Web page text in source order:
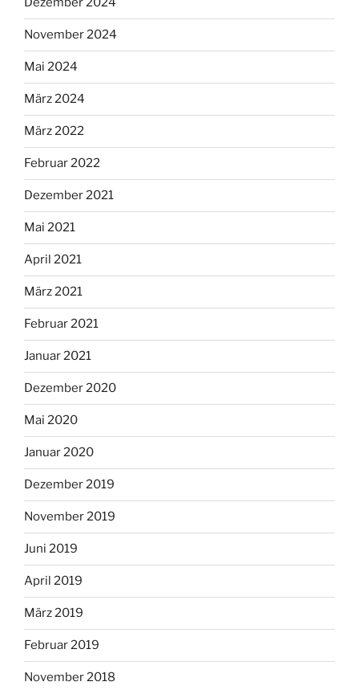
November 2024
Mai 2024
März 2024
März 2022
Februar 2022
Dezember 2021
Mai 2021
April 2021
März 2021
Februar 2021
Januar 2021
Dezember 2020
Mai 2020
Januar 2020
Dezember 2019
November 2019
Juni 2019
April 2019
März 2019
Februar 2019
November 2018